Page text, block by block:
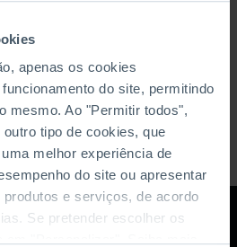
apenas os cookies
do site, permitindo
mesmo. Ao "Permitir todos",
tipo de cookies, que
melhor experiência de
do site ou apresentar
e serviços, de acordo
Se pretender escolher os